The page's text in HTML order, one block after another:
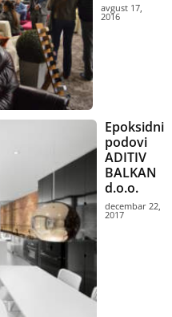
avgust 17,
2016
Epoksidni
podovi
ADITIV
BALKAN
d.o.o.
decembar 22,
2017